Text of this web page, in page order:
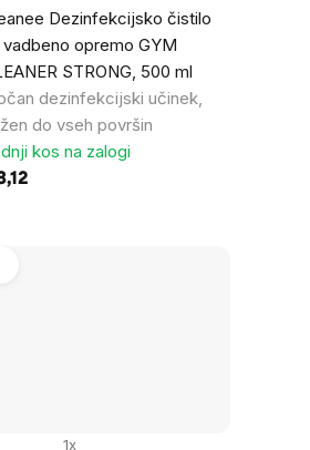
Dezinfekcijsko čistilo
vadbeno opremo GYM
STRONG, 500 ml
dezinfekcijski učinek,
do vseh površin
kos na zalogi
1x